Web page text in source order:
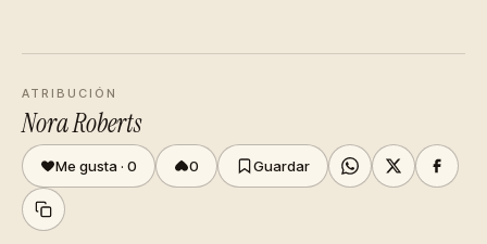
ATRIBUCIÓN
Nora Roberts
Me gusta · 0 0 Guardar